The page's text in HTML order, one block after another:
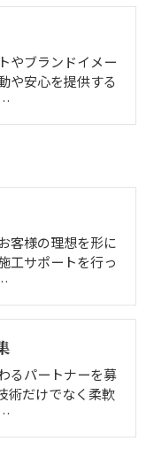
やブランドイメー
や安心を提供する
客様の理想を形に
工サポートを行っ
るパートナーを募
術だけでなく柔軟